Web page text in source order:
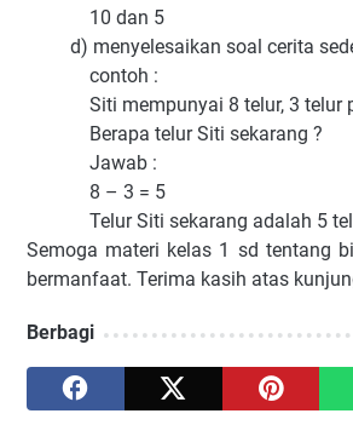
10 dan 5
d) menyelesaikan soal cerita
contoh :
Siti mempunyai 8 telur, 3 telur
Berapa telur Siti sekarang ?
Jawab :
8 – 3 = 5
Telur Siti sekarang adalah 5
Semoga materi kelas 1 sd tentang
bermanfaat. Terima kasih atas
Berbagi